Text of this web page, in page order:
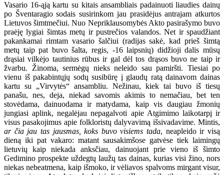
Vasario 16-ąją kartu su kitais ansambliais padainuoti liaudies dainų
po Šventaragio sodais susirinkom jau prasidėjus antrajam atkurtos
Lietuvos šimtmečiui. Nuo Nepriklausomybės Akto pasirašymo buvo
praėję lygiai šimtas metų ir pustrečios valandos. Net ir spaudžiant
pakankamai rimtam vasario šalčiui (radijas sakė, kad prieš šimtą
metų taip pat buvo šalta, regis, -16 laipsnių) didžioji dalis mūsų
drąsiai vilkėjo tautinius rūbus ir gal dėl tos drąsos buvo ne taip ir
žvarbu. Žinoma, sermėgų nieks neleido sau pamiršti. Tiesiai po
vienu iš pakabintųjų sodų susibūrę į glaudų ratą dainavom dainas
kartu su „Virvytės“ ansambliu. Nežinau, kiek tai buvo iš tiesų
panašu, nes, deja, niekad savomis akimis to nemačiau, bet ten
stovėdama, dainuodama ir matydama, kaip vis daugiau žmonių
jungiasi aplink, negalėjau nepagalvoti apie Atgimimo laikotarpį ir
visus pasakojimus apie folkloristų dalyvavimą išsivadavime. Mintis,
ar čia jau tas jausmas, koks buvo visiems tada, neapleido ir visą
dieną iki pat vakaro: matant sausakimšose gatvėse tiek laimingų
lietuvių kaip niekada anksčiau, dainuojant prie vieno iš šimto
Gedimino prospekte uždegtų laužų tas dainas, kurias visi žino, nors
niekas nebeatmena, kaip išmoko, ir vėliavos spalvoms mirgant visur,